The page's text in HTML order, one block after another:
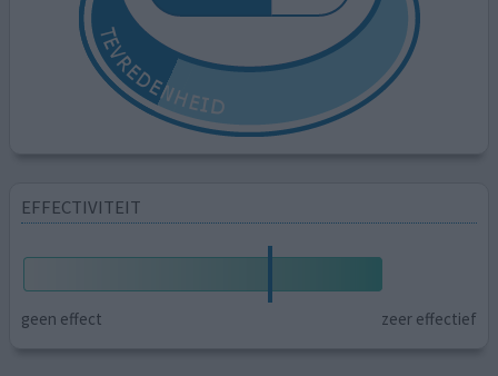
EFFECTIVITEIT
geen effect zeer effectief